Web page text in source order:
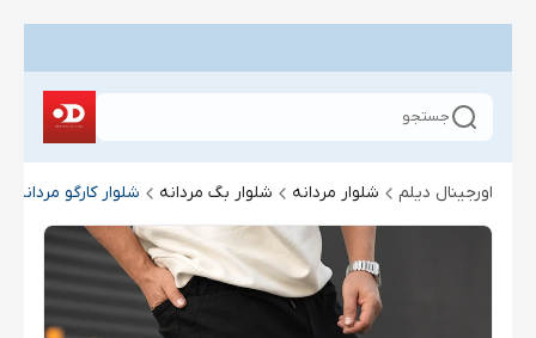
جستجو
اورجینال دیلم شلوار مردانه شلوار بگ مردانه شلوار کارگو مردانه